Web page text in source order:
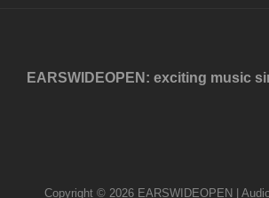
EARSWIDEOPEN: exciting music
Copyright © 2026 EARSWIDEOPEN